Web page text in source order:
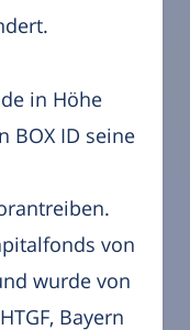
in Höhe
BOX ID seine
von
wurde von
Bayern